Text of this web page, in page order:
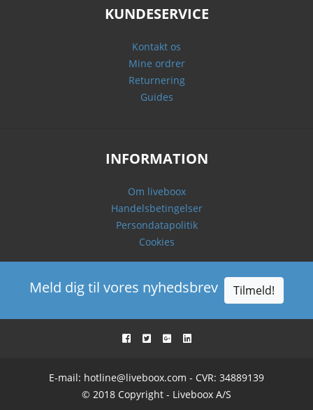
KUNDESERVICE
Kontakt os
Mine ordrer
Returnering
Guides
INFORMATION
Om liveboox
Handelsbetingelser
Persondatapolitik
Cookies
Meld dig til vores nyhedsbrev Tilmeld!
E-mail: hotline@liveboox.com - CVR: 34889139
© 2018 Copyright - Liveboox A/S